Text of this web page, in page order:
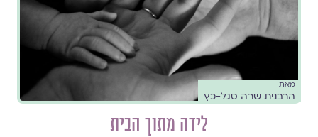
מאת
הרבנית שרה סגל-כץ
לידה מתוך הבית